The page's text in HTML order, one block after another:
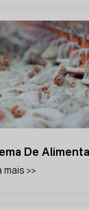
De
mais >>